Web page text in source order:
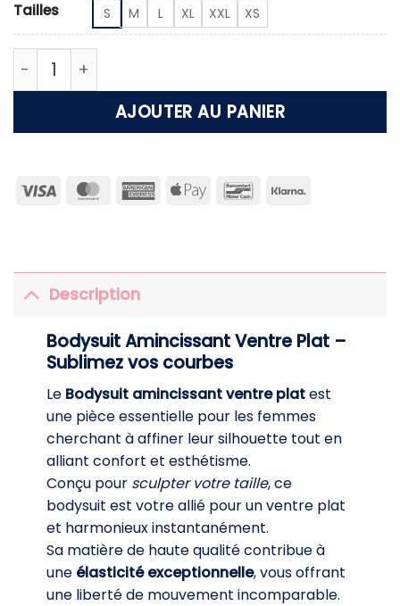
Tailles S M L XL XXL XS
quantité de Bodysuit amincissant ventre plat –
AJOUTER AU PANIER
Visa MasterCardAmericanApple
Bancontact
Klarna
Description
Bodysuit Amincissant Ventre Plat –
Sublimez vos courbes
Le Bodysuit amincissant ventre platest
une pièce essentielle pour les femmes
cherchant à affiner leur silhouette tout en
alliant confort et esthétisme.
Conçu pour sculpter votre taille, ce
bodysuit est votre allié pour un ventre plat
et harmonieux instantanément.
Sa matière de haute qualité contribue à
une élasticité exceptionnelle, vous offrant
une liberté de mouvement incomparable.